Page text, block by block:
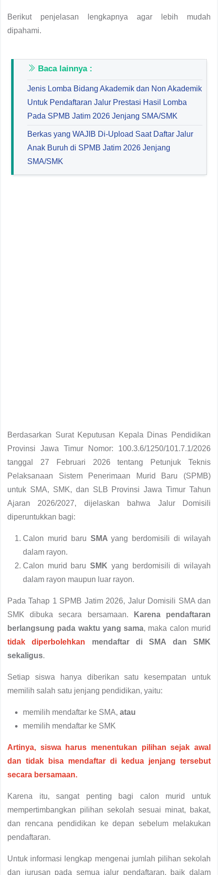
Berikut penjelasan lengkapnya agar lebih mudah
dipahami.
Baca lainnya :
Jenis Lomba Bidang Akademik dan Non Akademik
Untuk Pendaftaran Jalur Prestasi Hasil Lomba
Pada SPMB Jatim 2026 Jenjang SMA/SMK
Berkas yang WAJIB Di-Upload Saat Daftar Jalur
Anak Buruh di SPMB Jatim 2026 Jenjang
SMA/SMK
Berdasarkan Surat Keputusan Kepala Dinas Pendidikan
Provinsi Jawa Timur Nomor: 100.3.6/1250/101.7.1/2026
tanggal 27 Februari 2026 tentang Petunjuk Teknis
Pelaksanaan Sistem Penerimaan Murid Baru (SPMB)
untuk SMA, SMK, dan SLB Provinsi Jawa Timur Tahun
Ajaran 2026/2027, dijelaskan bahwa Jalur Domisili
diperuntukkan bagi:
Calon murid baru SMAyang berdomisili di wilayah
dalam rayon.
Calon murid baruSMK yang berdomisili di wilayah
dalam rayon maupun luar rayon.
Pada Tahap 1 SPMB Jatim 2026, Jalur Domisili SMA dan
SMK dibuka secara bersamaan.
Karena pendaftaran
berlangsung pada waktu yang sama, maka calon murid
tidak diperbolehkan mendaftar di SMA dan SMK
sekaligus.
Setiap siswa hanya diberikan satu kesempatan untuk
memilih salah satu jenjang pendidikan, yaitu:
memilih mendaftar ke SMA, atau
memilih mendaftar ke SMK
Artinya, siswa harus menentukan pilihan sejak awal
dan tidak bisa mendaftar di kedua jenjang tersebut
secara bersamaan.
Karena itu, sangat penting bagi calon murid untuk
mempertimbangkan pilihan sekolah sesuai minat, bakat,
dan rencana pendidikan ke depan sebelum melakukan
pendaftaran.
Untuk informasi lengkap mengenai jumlah pilihan sekolah
dan jurusan pada semua jalur pendaftaran, baik dalam